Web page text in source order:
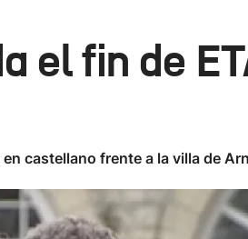
el fin de
castellano frente a la villa de